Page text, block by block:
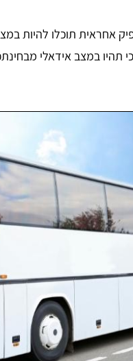
אחראית תוכלו להיות
תהיו במצב אידאלי
רוצה להודות
השכרת מיניבוס
לאירועים! רק
מחיר ומאפשרים